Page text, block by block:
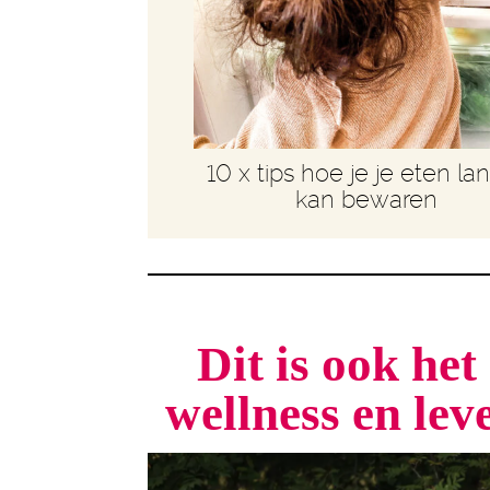
10 x tips hoe je je eten
kan bewaren
Dit is ook
wellness en